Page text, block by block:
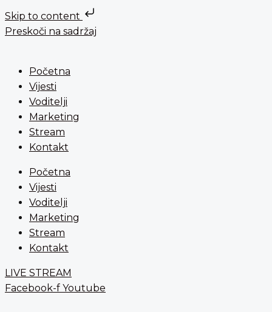
Skip to content
Preskoči na sadržaj
Početna
Vijesti
Voditelji
Marketing
Stream
Kontakt
Početna
Vijesti
Voditelji
Marketing
Stream
Kontakt
LIVE STREAM
Facebook-f Youtube